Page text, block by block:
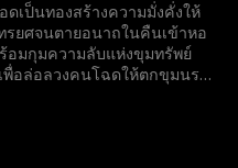
เป็นทองสร้างความมั่งคั่งให้
ยศจนตายอนาถในคืนเข้าหอ
อมกุมความลับแห่งขุมทรัพย์
พื่อล่อลวงคนโฉดให้ตกขุมนรก
ได้รับ พวกมันต้องชดใช้คืนให้